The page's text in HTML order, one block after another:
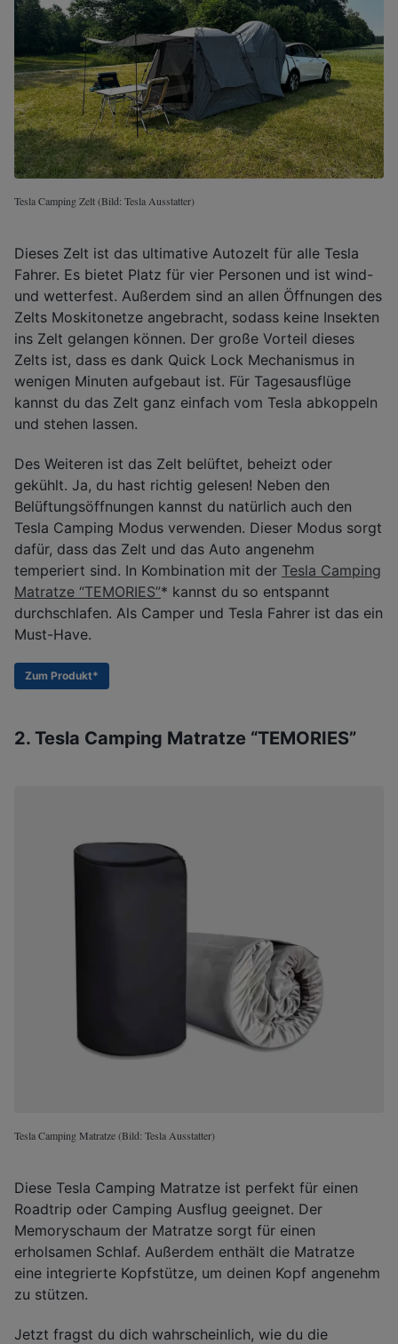
Tesla Camping Zelt (Bild: Tesla Ausstatter)
Dieses Zelt ist das ultimative Autozelt für alle Tesla
Fahrer. Es bietet Platz für vier Personen und ist wind-
und wetterfest. Außerdem sind an allen Öffnungen des
Zelts Moskitonetze angebracht, sodass keine Insekten
ins Zelt gelangen können. Der große Vorteil dieses
Zelts ist, dass es dank Quick Lock Mechanismus in
wenigen Minuten aufgebaut ist. Für Tagesausflüge
kannst du das Zelt ganz einfach vom Tesla abkoppeln
und stehen lassen.
Des Weiteren ist das Zelt belüftet, beheizt oder
gekühlt. Ja, du hast richtig gelesen! Neben den
Belüftungsöffnungen kannst du natürlich auch den
Tesla Camping Modus verwenden. Dieser Modus sorgt
dafür, dass das Zelt und das Auto angenehm
temperiert sind. In Kombination mit der Tesla Camping
Matratze “TEMORIES”* kannst du so entspannt
durchschlafen. Als Camper und Tesla Fahrer ist das ein
Must-Have.
Zum Produkt*
2. Tesla Camping Matratze “TEMORIES”
Tesla Camping Matratze (Bild: Tesla Ausstatter)
Diese Tesla Camping Matratze ist perfekt für einen
Roadtrip oder Camping Ausflug geeignet. Der
Memoryschaum der Matratze sorgt für einen
erholsamen Schlaf. Außerdem enthält die Matratze
eine integrierte Kopfstütze, um deinen Kopf angenehm
zu stützen.
Jetzt fragst du dich wahrscheinlich, wie du die